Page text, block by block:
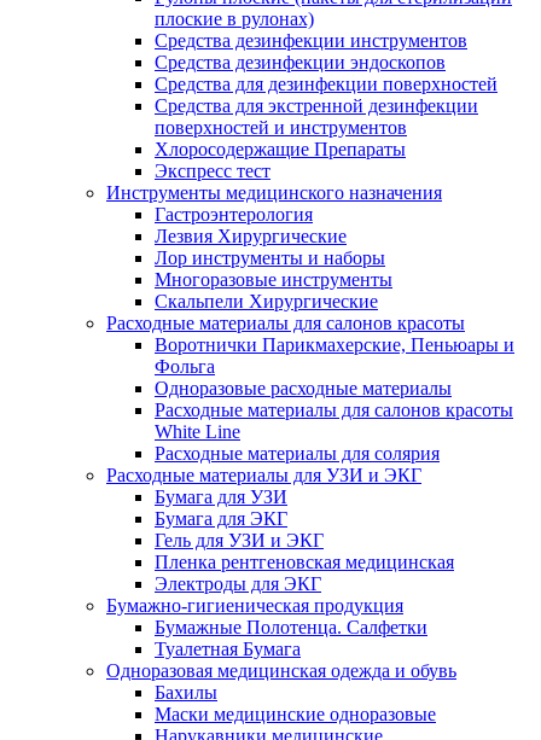
плоские в рулонах)
Средства дезинфекции инструментов
Средства дезинфекции эндоскопов
Средства для дезинфекции поверхностей
Средства для экстренной дезинфекции
поверхностей и инструментов
Хлоросодержащие Препараты
Экспресс тест
Инструменты медицинского назначения
Гастроэнтерология
Лезвия Хирургические
Лор инструменты и наборы
Многоразовые инструменты
Скальпели Хирургические
Расходные материалы для салонов красоты
Воротнички Парикмахерские, Пеньюары и
Фольга
Одноразовые расходные материалы
Расходные материалы для салонов красоты
White Line
Расходные материалы для солярия
Расходные материалы для УЗИ и ЭКГ
Бумага для УЗИ
Бумага для ЭКГ
Гель для УЗИ и ЭКГ
Пленка рентгеновская медицинская
Электроды для ЭКГ
Бумажно-гигиеническая продукция
Бумажные Полотенца. Салфетки
Туалетная Бумага
Одноразовая медицинская одежда и обувь
Бахилы
Маски медицинские одноразовые
Нарукавники медицинские